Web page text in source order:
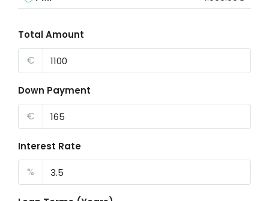
Total Amount
€
Down Payment
€
Interest Rate
%